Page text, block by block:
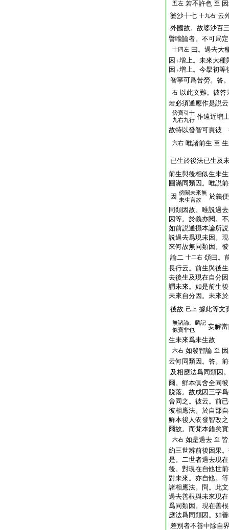
五左 若不許色 至
婆沙十七 十九右 云
外國故。故婆沙百
譬喩論者。不可局
十四左 曰。過去大
因 ト 増上。未來大種
因 ト 増上。今擧初等
智寧可爲苦勞。答
右 以此文難。彼
若必須通應作是説
傍寶引十
九右九行 作遠近増
故特以發智可責彼
六右 唯諸前生 至
已生於後法已生及
前生與後相似生未
圓滿同類因。唯説
因 傍闕未來無
未生言故
於義
同類因故。唯説過
因等。於義亦闕。
如前説通攝本論所
説過去爲現未因。
來何故無同類因。
論二 十二右 頌曰。
長行云。前生與後
去後生及現在自分
謂未來。如是前生
未來自分因。未來
後故 已上 據此等文
無諸論。麟記
似寶非也
妄解
生未來爲未生故
六右 如發智論 至
云何同類因。答。
及相應法爲同類因
爾。鮮本倶舍全同
脱落。故成因三字
舍同之。彼云。前
彼相應法。於自部
鮮本後人依發智改
爾故。而梵本錯矣
六右 如是過去 至
約三世辨前後因果
是。二世者過去現
後。對現在自他世
對未來。亦自他。
諸相應法。問。此
過去善根與未來現
爲同類因。現在善
應法爲同類因。如
差別者不善中除自